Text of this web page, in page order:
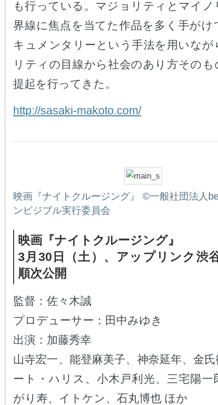
も行っている。マジョリティとマイノ
界線に焦点を当てた作品を多く手がけ
キュメンタリーという手法を用いなが
リティの目線から社会のあり方そのも
提起を行ってきた。
http://sasaki-makoto.com/
映画『ナイトクルージング』 ©一般社団法人
ンビジブル実行委員会
映画『ナイトクルージング』
3月30日（土）、アップリンク渋
順次公開
監督：佐々木誠
プロデューサー：田中みゆき
出演：加藤秀幸
山寺宏一、能登麻美子、神奈延年、金
ート・ハリス、小木戸利光、三宅陽一
がり寿、イトケン、石丸博也 ほか